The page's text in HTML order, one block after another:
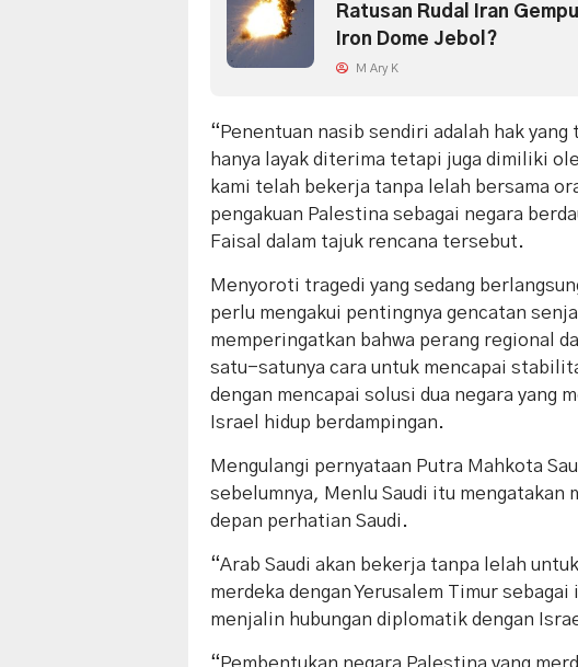
Ratusan Rudal Iran
Iron Dome Jebol?
M Ary K
“Penentuan nasib sendiri adalah hak
hanya layak diterima tetapi juga dimiliki
kami telah bekerja tanpa lelah bersama
pengakuan Palestina sebagai negara
Faisal dalam tajuk rencana tersebut.
Menyoroti tragedi yang sedang
perlu mengakui pentingnya gencatan
memperingatkan bahwa perang regional
satu-satunya cara untuk mencapai
dengan mencapai solusi dua negara yang
Israel hidup berdampingan.
Mengulangi pernyataan Putra Mahkota
sebelumnya, Menlu Saudi itu mengatakan
depan perhatian Saudi.
“Arab Saudi akan bekerja tanpa lelah
merdeka dengan Yerusalem Timur
menjalin hubungan diplomatik dengan